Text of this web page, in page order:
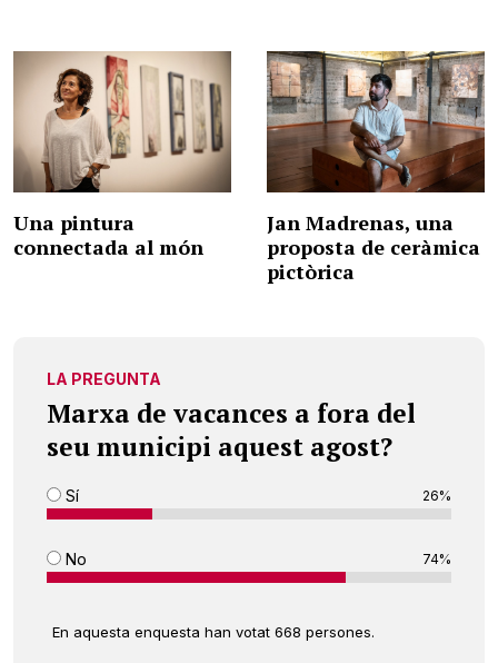
Una pintura
connectada al món
Jan Madrenas, una
proposta de ceràmica
pictòrica
LA PREGUNTA
Marxa de vacances a fora del
seu municipi aquest agost?
Sí 26%
No 74%
En aquesta enquesta han votat 668 persones.